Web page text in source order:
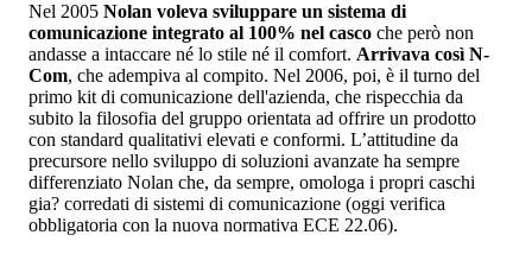
Nel 2005 Nolan voleva sviluppare un sistema di
comunicazione integrato al 100% nel casco che però non
andasse a intaccare né lo stile né il comfort. Arrivava così N-
Com, che adempiva al compito. Nel 2006, poi, è il turno del
primo kit di comunicazione dell'azienda, che rispecchia da
subito la filosofia del gruppo orientata ad offrire un prodotto
con standard qualitativi elevati e conformi. L’attitudine da
precursore nello sviluppo di soluzioni avanzate ha sempre
differenziato Nolan che, da sempre, omologa i propri caschi
gia? corredati di sistemi di comunicazione (oggi verifica
obbligatoria con la nuova normativa ECE 22.06).